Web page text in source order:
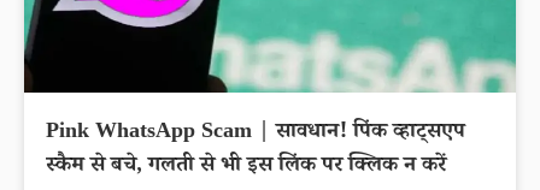
Pink WhatsApp Scam | सावधान! पिंक व्हाट्सएप
स्कैम से बचे, गलती से भी इस लिंक पर क्लिक न करें